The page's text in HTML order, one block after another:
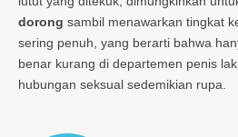
dorong sambil menawarkan tingkat
sering penuh, yang berarti bahwa
benar kurang di departemen penis
hubungan seksual sedemikian rupa.